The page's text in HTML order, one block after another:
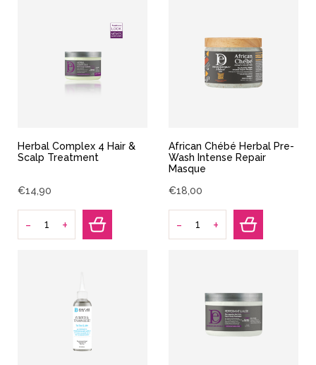
Herbal Complex 4 Hair &
Scalp Treatment
€14,90
+
-
African Chébé Herbal Pre-
Wash Intense Repair
Masque
€18,00
+
-